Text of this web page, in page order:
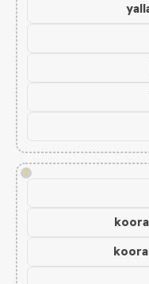
!